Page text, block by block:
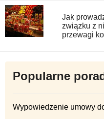
Jak
związku z
przewagi
Popularne
Wypowiedzenie umowy